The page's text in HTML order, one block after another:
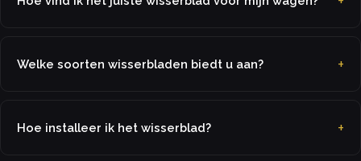
Welke soorten wisserbladen biedt u aan?
Hoe installeer ik het wisserblad?